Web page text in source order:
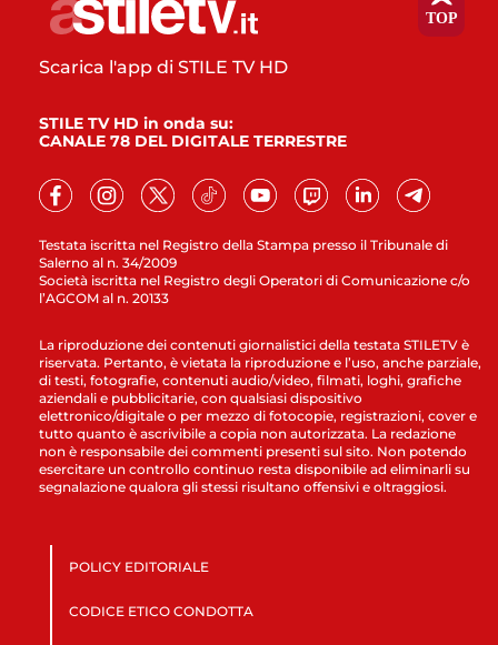
Testata iscritta nel Registro della Stampa presso il Tribunale di
Salerno al n. 34/2009
Società iscritta nel Registro degli Operatori di Comunicazione c/o
l’AGCOM al n. 20133
Scarica l'app di STILE TV HD
STILE TV HD in onda su:
CANALE 78 DEL DIGITALE TERRESTRE
La riproduzione dei contenuti giornalistici della testata STILETV è
riservata. Pertanto, è vietata la riproduzione e l’uso, anche parziale,
di testi, fotografie, contenuti audio/video, filmati, loghi, grafiche
aziendali e pubblicitarie, con qualsiasi dispositivo
elettronico/digitale o per mezzo di fotocopie, registrazioni, cover e
tutto quanto è ascrivibile a copia non autorizzata. La redazione
non è responsabile dei commenti presenti sul sito. Non potendo
esercitare un controllo continuo resta disponibile ad eliminarli su
segnalazione qualora gli stessi risultano offensivi e oltraggiosi.
POLICY EDITORIALE
CODICE ETICO CONDOTTA